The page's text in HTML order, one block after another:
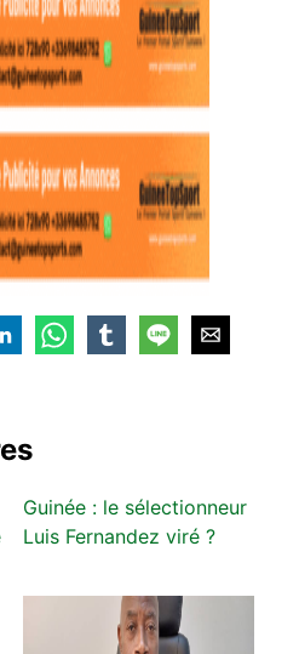
Guinée : le sélectionneur
Luis Fernandez viré ?